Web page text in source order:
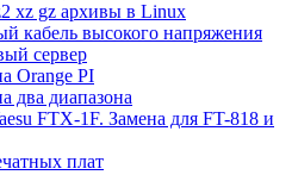
xz gz архивы в Linux
кабель высокого напряжения
сервер
Orange PI
два диапазона
FTX-1F. Замена для FT-818 и
плат